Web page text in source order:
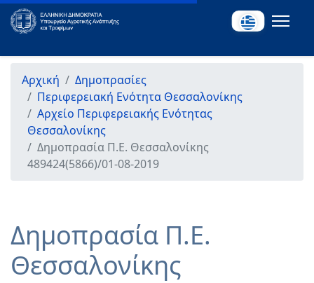
Αρχική
Δημοπρασίες
Περιφερειακή Ενότητα Θεσσαλονίκης
Αρχείο Περιφερειακής Ενότητας
Θεσσαλονίκης
Δημοπρασία Π.Ε. Θεσσαλονίκης
489424(5866)/01-08-2019
Δημοπρασία Π.Ε.
Θεσσαλονίκης